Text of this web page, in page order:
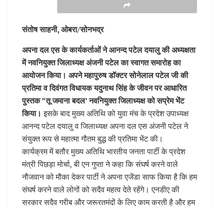
संतोष साहनी, ओबरा/सोनभद्र
अपना दल एस के कार्यकर्ताओं ने आनन्द पटेल दयालु की अध्यक्षता
में नवनियुक्त जिलाध्यक्ष अंजनी पटेल का स्वागत समारोह का
आयोजन किया। अपने महापुरुष डॉक्टर सोनेलाल पटेल जी की
प्रतिमा व दिवंगत विधायक यदुनाथ सिंह के जीवन पर आधारित
पुस्तक ”तू जमाना बदल’ नवनियुक्त जिलाध्यक्ष को सप्रेम भेंट
किया। इसके बाद मुख्य अतिथि को युवा मंच के प्रदेश उपाध्यक्ष
आनन्द पटेल दयालु व जिलाध्यक्ष अपना दल एस अंजनी पटेल ने
संयुक्त रूप से महात्मा गौतम बुद्ध की प्रतिमा भेंट की।
कार्यक्रम में बतौर मुख्य अतिथि भारतीय जनता पार्टी के प्रदेश
मंत्री पिछड़ा मोर्चा, बी एन गुप्ता ने कहा कि संघर्ष करने वाले
नौजवान को मौका देकर पार्टी ने अपना एजेंडा साफ किया है कि हम
संघर्ष करने वाले लोगों को सदैव महत्व देते रहेंगे। एनडीए की
सरकार सदैव गरीब और जरूरतमंदों के लिए काम करती है और हम